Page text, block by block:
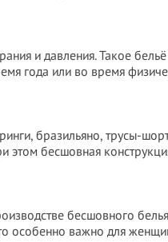
и давления. Такое
года или во время
бразильяно, трусы-
бесшовная
бесшовного
особенно важно для